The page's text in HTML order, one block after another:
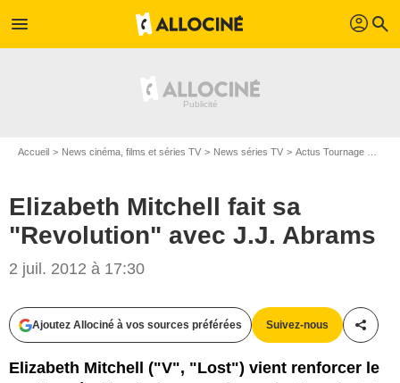
menu profil search
Accueil News cinéma, films et séries TV News séries TV Actus Tournage Séries TV
Elizabeth Mitchell fait sa
"Revolution" avec J.J. Abrams
2 juil. 2012 à 17:30
Ajoutez Allociné à vos sources préférées Suivez-nous
Elizabeth Mitchell ("V", "Lost") vient renforcer le